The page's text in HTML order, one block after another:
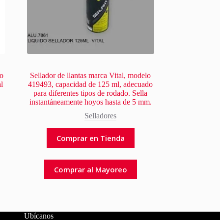
Sellador de llantas marca Vital, modelo
419493, capacidad de 125 ml, adecuado
para diferentes tipos de rodado. Sella
instantáneamente hoyos hasta de 5 mm.
Selladores
Comprar en Tienda
Comprar al Mayoreo
Ubícanos